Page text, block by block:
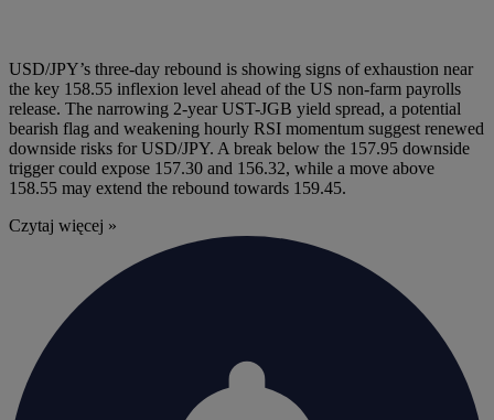
USD/JPY’s three-day rebound is showing signs of exhaustion near
the key 158.55 inflexion level ahead of the US non-farm payrolls
release. The narrowing 2-year UST-JGB yield spread, a potential
bearish flag and weakening hourly RSI momentum suggest renewed
downside risks for USD/JPY. A break below the 157.95 downside
trigger could expose 157.30 and 156.32, while a move above
158.55 may extend the rebound towards 159.45.
Czytaj więcej »